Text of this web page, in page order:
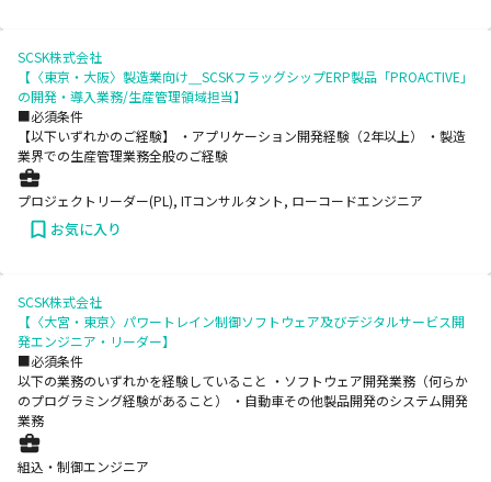
SCSK株式会社
【〈東京・大阪〉製造業向け＿SCSKフラッグシップERP製品「PROACTIVE」
の開発・導入業務/生産管理領域担当】
■必須条件
【以下いずれかのご経験】 ・アプリケーション開発経験（2年以上） ・製造
業界での生産管理業務全般のご経験
プロジェクトリーダー(PL), ITコンサルタント, ローコードエンジニア
お気に入り
SCSK株式会社
【〈大宮・東京〉パワートレイン制御ソフトウェア及びデジタルサービス開
発エンジニア・リーダー】
■必須条件
以下の業務のいずれかを経験していること ・ソフトウェア開発業務（何らか
のプログラミング経験があること） ・自動車その他製品開発のシステム開発
業務
組込・制御エンジニア